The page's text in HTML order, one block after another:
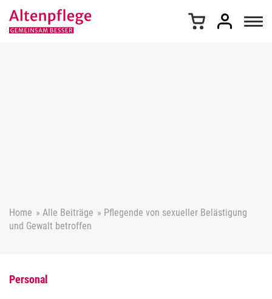
Home » Alle Beiträge » Pflegende von sexueller Belästigung
und Gewalt betroffen
Personal